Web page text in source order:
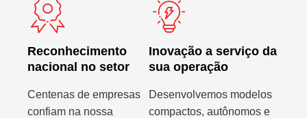
Reconhecimento
nacional no setor
Centenas de empresas
confiam na nossa
Inovação a serviço da
sua operação
Desenvolvemos modelos
compactos, autônomos e